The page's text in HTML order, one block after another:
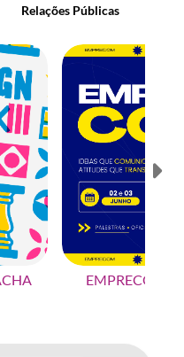
Relações Públicas
EMPRECOM